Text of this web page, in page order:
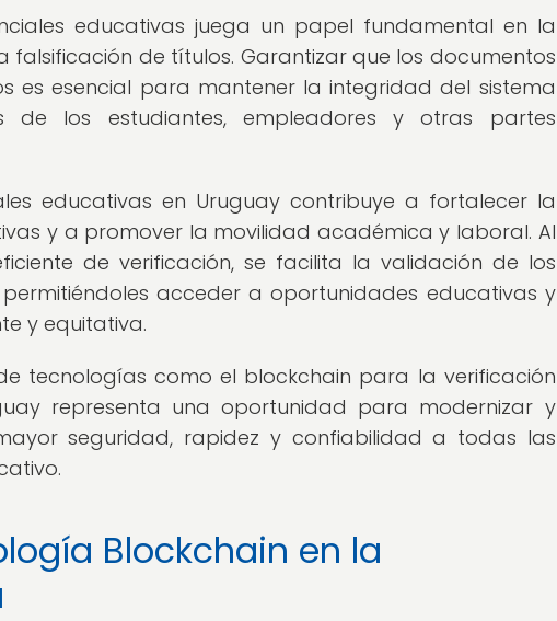
educativas juega un papel fundamental en la
de títulos. Garantizar que los documentos
es esencial para mantener la integridad del sistema
de los estudiantes, empleadores y otras partes
educativas en Uruguay contribuye a fortalecer la
y a promover la movilidad académica y laboral. Al
de verificación, se facilita la validación de los
acceder a oportunidades educativas y
y equitativa.
tecnologías como el blockchain para la verificación
representa una oportunidad para modernizar y
seguridad, rapidez y confiabilidad a todas las
Blockchain en la